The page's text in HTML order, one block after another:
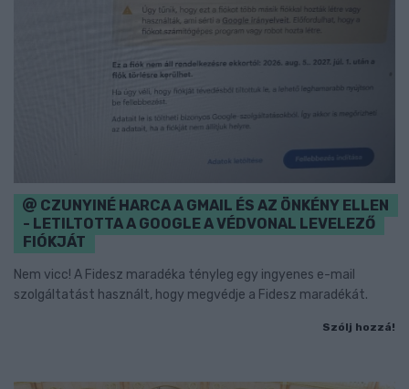
CZUNYINÉ HARCA A GMAIL ÉS AZ ÖNKÉNY ELLEN
- LETILTOTTA A GOOGLE A VÉDVONAL LEVELEZŐ
FIÓKJÁT
Nem vicc! A Fidesz maradéka tényleg egy ingyenes e-mail
szolgáltatást használt, hogy megvédje a Fidesz maradékát.
Szólj hozzá!